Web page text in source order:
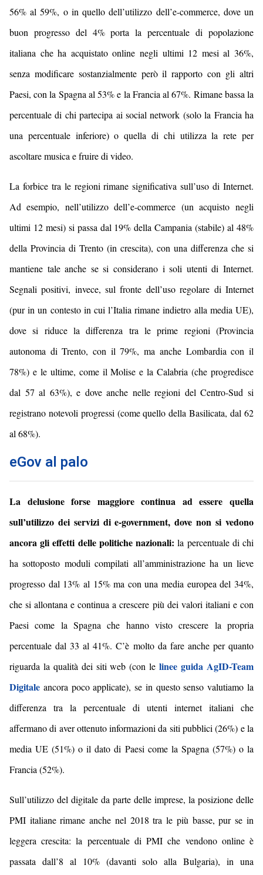
56% al 59%, o in quello dell’utilizzo dell’e-commerce, dove un
buon progresso del 4% porta la percentuale di popolazione
italiana che ha acquistato online negli ultimi 12 mesi al 36%,
senza modificare sostanzialmente però il rapporto con gli altri
Paesi, con la Spagna al 53% e la Francia al 67%. Rimane bassa la
percentuale di chi partecipa ai social network (solo la Francia ha
una percentuale inferiore) o quella di chi utilizza la rete per
ascoltare musica e fruire di video.
La forbice tra le regioni rimane significativa sull’uso di Internet.
Ad esempio, nell’utilizzo dell’e-commerce (un acquisto negli
ultimi 12 mesi) si passa dal 19% della Campania (stabile) al 48%
della Provincia di Trento (in crescita), con una differenza che si
mantiene tale anche se si considerano i soli utenti di Internet.
Segnali positivi, invece, sul fronte dell’uso regolare di Internet
(pur in un contesto in cui l’Italia rimane indietro alla media UE),
dove si riduce la differenza tra le prime regioni (Provincia
autonoma di Trento, con il 79%, ma anche Lombardia con il
78%) e le ultime, come il Molise e la Calabria (che progredisce
dal 57 al 63%), e dove anche nelle regioni del Centro-Sud si
registrano notevoli progressi (come quello della Basilicata, dal 62
al 68%).
eGov al palo
La delusione forse maggiore continua ad essere quella
sull’utilizzo dei servizi di e-government, dove non si vedono
ancora gli effetti delle politiche nazionali: la percentuale di chi
ha sottoposto moduli compilati all’amministrazione ha un lieve
progresso dal 13% al 15% ma con una media europea del 34%,
che si allontana e continua a crescere più dei valori italiani e con
Paesi come la Spagna che hanno visto crescere la propria
percentuale dal 33 al 41%. C’è molto da fare anche per quanto
riguarda la qualità dei siti web (con lelinee guida AgID-Team
Digitaleancora poco applicate), se in questo senso valutiamo la
differenza tra la percentuale di utenti internet italiani che
affermano di aver ottenuto informazioni da siti pubblici (26%) e la
media UE (51%) o il dato di Paesi come la Spagna (57%) o la
Francia (52%).
Sull’utilizzo del digitale da parte delle imprese, la posizione delle
PMI italiane rimane anche nel 2018 tra le più basse, pur se in
leggera crescita: la percentuale di PMI che vendono online è
passata dall’8 al 10% (davanti solo alla Bulgaria), in una